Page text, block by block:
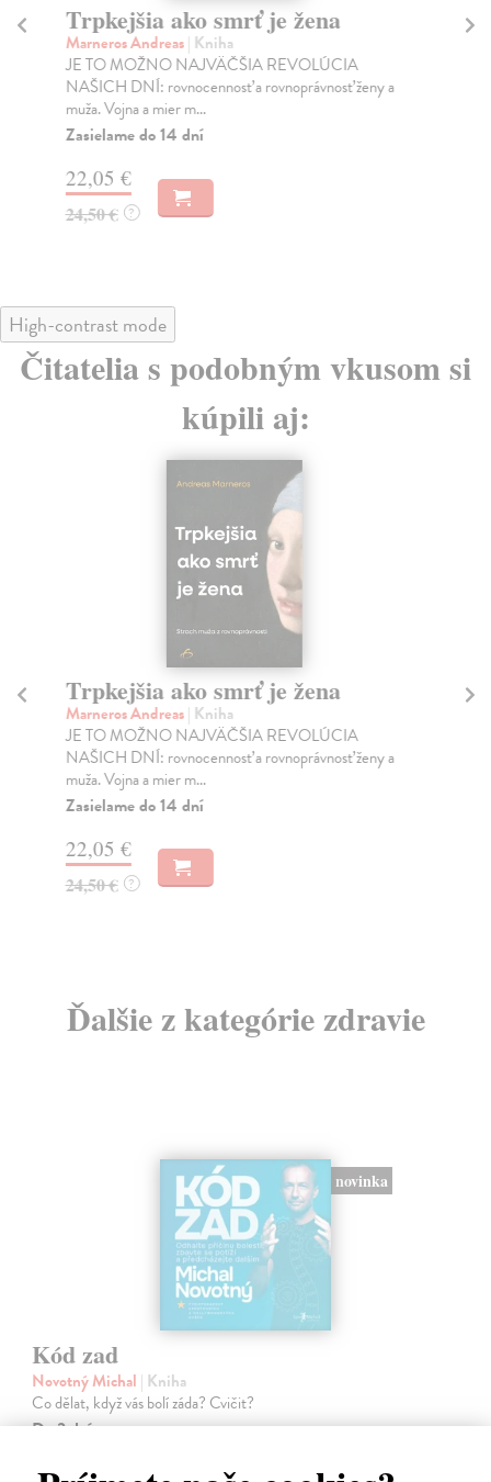
Trpkejšia ako smrť je žena
Marneros Andreas| Kniha
JE TO MOŽNO NAJVÄČŠIA REVOLÚCIA
NAŠICH DNÍ: rovnocennosť a rovnoprávnosť ženy a
muža. Vojna a mier m...
Zasielame do 14 dní
22,05 €
24,50 € ?
High-contrast mode
Čitatelia s podobným vkusom si
kúpili aj:
Trpkejšia ako smrť je žena
Marneros Andreas| Kniha
JE TO MOŽNO NAJVÄČŠIA REVOLÚCIA
NAŠICH DNÍ: rovnocennosť a rovnoprávnosť ženy a
muža. Vojna a mier m...
Zasielame do 14 dní
22,05 €
24,50 € ?
Ďalšie z kategórie zdravie
novinka
Kód zad
Novotný Michal | Kniha
Co dělat, když vás bolí záda? Cvičit?
Do 3 dní
17,96 €